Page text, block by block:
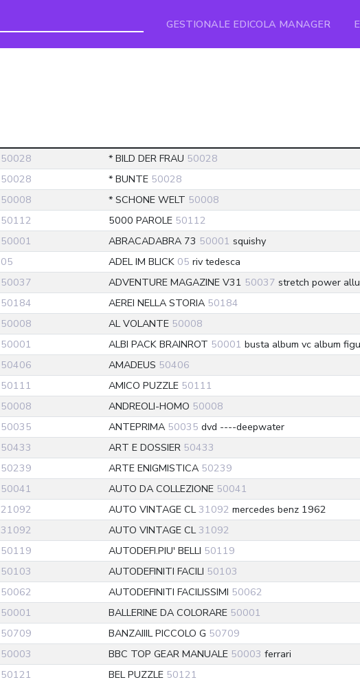
GESTIONALE EDICOLA MANAGER
50028 * BILD DER FRAU 50028
50028 * BUNTE 50028
50008 * SCHONE WELT 50008
50112 5000 PAROLE 50112
50001 ABRACADABRA 73 50001 squishy
05 ADEL IM BLICK 05 riv tedesca
50037 ADVENTURE MAGAZINE V31 50037 stretch power
50184 AEREI NELLA STORIA 50184
50008 AL VOLANTE 50008
50001 ALBI PACK BRAINROT 50001 busta album vc album
50406 AMADEUS 50406
50111 AMICO PUZZLE 50111
50008 ANDREOLI-HOMO 50008
50035 ANTEPRIMA 50035 dvd ----deepwater
50433 ART E DOSSIER 50433
50239 ARTE ENIGMISTICA 50239
50041 AUTO DA COLLEZIONE 50041
21092 AUTO VINTAGE CL31092 mercedes benz 1962
31092 AUTO VINTAGE CL31092
50119 AUTODEFI.PIU' BELLI 50119
50103 AUTODEFINITI FACILI 50103
50062 AUTODEFINITI FACILISSIMI 50062
50001 BALLERINE DA COLORARE 50001
50709 BANZAIIIL PICCOLO G 50709
50003 BBC TOP GEAR MANUALE 50003 ferrari
50121 BEL PUZZLE 50121